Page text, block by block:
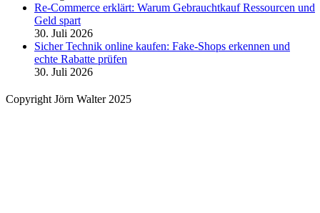
Re-Commerce erklärt: Warum Gebrauchtkauf Ressourcen und
Geld spart
30. Juli 2026
Sicher Technik online kaufen: Fake-Shops erkennen und
echte Rabatte prüfen
30. Juli 2026
Copyright Jörn Walter 2025